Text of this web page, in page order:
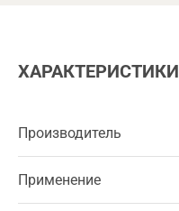
ХАРАКТЕРИСТИКИ
Производитель
Применение